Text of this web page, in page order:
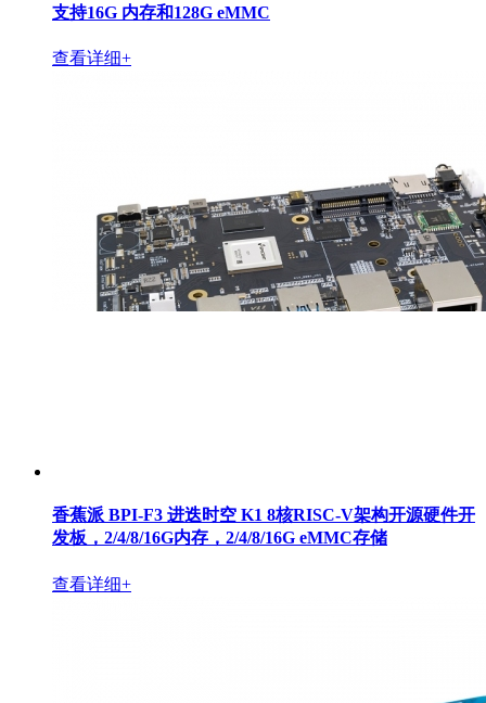
支持16G 内存和128G eMMC
查看详细+
香蕉派 BPI-F3 进迭时空 K1 8核RISC-V架构开源硬件开
发板，2/4/8/16G内存，2/4/8/16G eMMC存储
查看详细+